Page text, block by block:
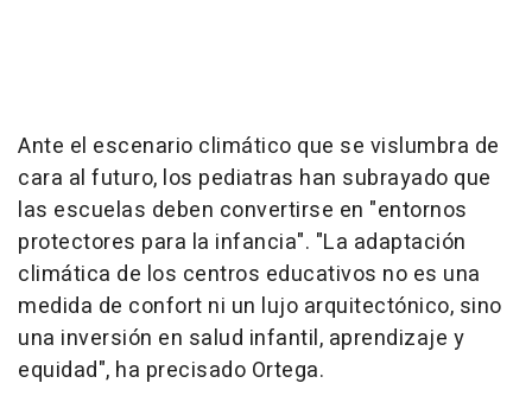
Ante el escenario climático que se vislumbra de
cara al futuro, los pediatras han subrayado que
las escuelas deben convertirse en "entornos
protectores para la infancia". "La adaptación
climática de los centros educativos no es una
medida de confort ni un lujo arquitectónico, sino
una inversión en salud infantil, aprendizaje y
equidad", ha precisado Ortega.